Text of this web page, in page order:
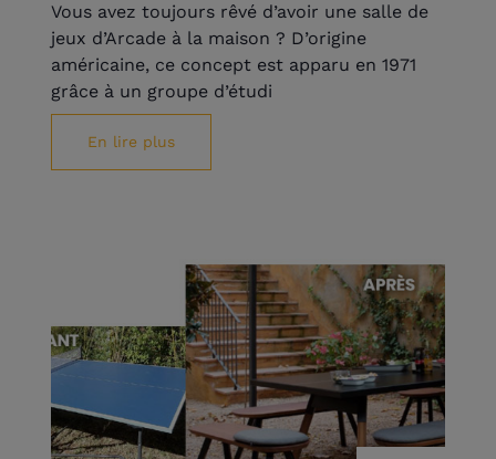
Vous avez toujours rêvé d’avoir une salle de
jeux d’Arcade à la maison ? D’origine
américaine, ce concept est apparu en 1971
grâce à un groupe d’étudi
En lire plus